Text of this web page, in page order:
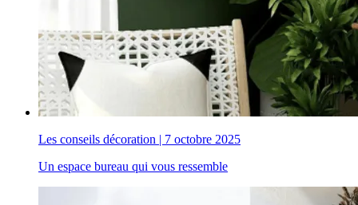
Les conseils décoration | 7 octobre 2025
Un espace bureau qui vous ressemble